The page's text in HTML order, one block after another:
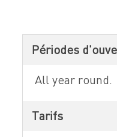
Périodes
All year round.
Tarifs